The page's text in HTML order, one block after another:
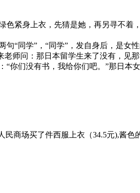
紧身上衣，先猜是她，再另寻不着
“同学”，“同学”，发自身后，是
师问：那日本留学生来了没有，见
们没有书，我给你们吧。”那日本
商场买了件西服上衣（34.5元),酱色